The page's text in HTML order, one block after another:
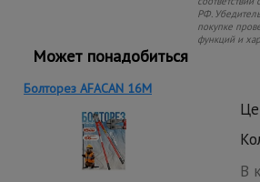
РФ.
покупке
функций и
Может понадобиться
Болторез AFACAN 16M
В